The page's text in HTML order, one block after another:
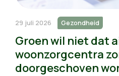
29 juli 2026 Gezondheid
Groen wil niet dat
woonzorgcentra
doorgeschoven